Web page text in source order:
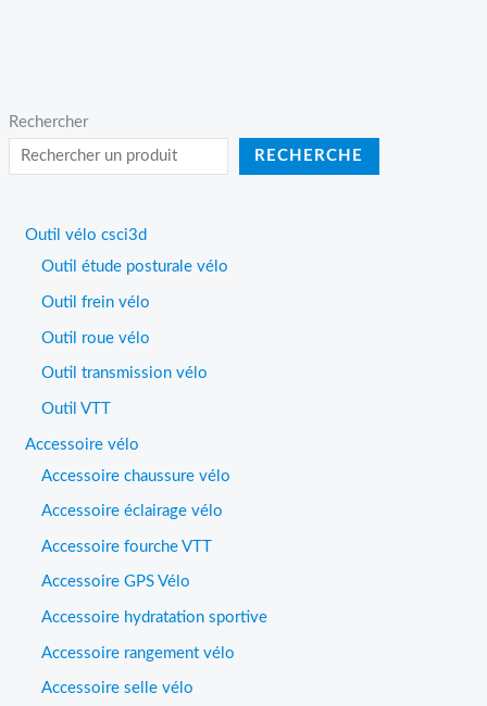
Rechercher
RECHERCHE
Outil vélo csci3d
Outil étude posturale vélo
Outil frein vélo
Outil roue vélo
Outil transmission vélo
Outil VTT
Accessoire vélo
Accessoire chaussure vélo
Accessoire éclairage vélo
Accessoire fourche VTT
Accessoire GPS Vélo
Accessoire hydratation sportive
Accessoire rangement vélo
Accessoire selle vélo